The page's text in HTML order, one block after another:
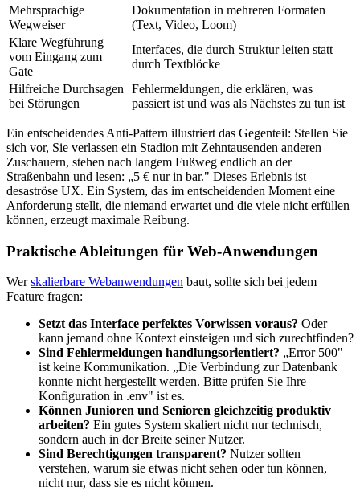
Mehrsprachige
Wegweiser
Dokumentation in mehreren Formaten
(Text, Video, Loom)
Klare Wegführung
vom Eingang zum
Gate
Interfaces, die durch Struktur leiten statt
durch Textblöcke
Hilfreiche Durchsagen
bei Störungen
Fehlermeldungen, die erklären, was
passiert ist und was als Nächstes zu tun ist
Ein entscheidendes Anti-Pattern illustriert das Gegenteil: Stellen Sie
sich vor, Sie verlassen ein Stadion mit Zehntausenden anderen
Zuschauern, stehen nach langem Fußweg endlich an der
Straßenbahn und lesen: „5 € nur in bar." Dieses Erlebnis ist
desaströse UX. Ein System, das im entscheidenden Moment eine
Anforderung stellt, die niemand erwartet und die viele nicht erfüllen
können, erzeugt maximale Reibung.
Praktische Ableitungen für Web-Anwendungen
Werskalierbare Webanwendungen baut, sollte sich bei jedem
Feature fragen:
Setzt das Interface perfektes Vorwissen voraus? Oder
kann jemand ohne Kontext einsteigen und sich zurechtfinden?
Sind Fehlermeldungen handlungsorientiert? „Error 500"
ist keine Kommunikation. „Die Verbindung zur Datenbank
konnte nicht hergestellt werden. Bitte prüfen Sie Ihre
Konfiguration in .env" ist es.
Können Junioren und Senioren gleichzeitig produktiv
arbeiten? Ein gutes System skaliert nicht nur technisch,
sondern auch in der Breite seiner Nutzer.
Sind Berechtigungen transparent? Nutzer sollten
verstehen, warum sie etwas nicht sehen oder tun können,
nicht nur, dass sie es nicht können.